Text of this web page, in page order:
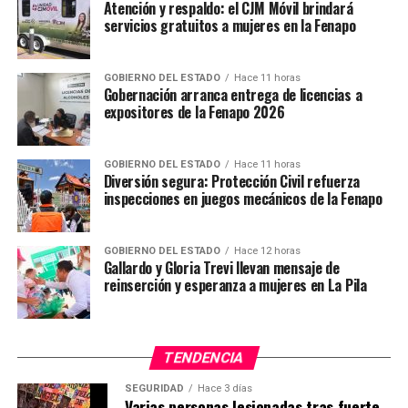
2022, en la colonia Praderas del Maurel.
También se recupero un Nissan, tipo Versa, modelo
2021, color plata, con placas de esta entidad, el cual
contaba con reporte de robo de la calle Quinta de las
Magnolias y la calle Primera de las Magnolias en la
colonia Quintas de la Hacienda.
Sobre las calles San Antonio y San Francisco, en la
colonia San Francisco, los estatales aseguraron un
Volkswagen, tipo Jetta, color gris, modelo 1990, sin
placas de identificación, el cual contaba con reporte de
robo reciente. Se encontró sin acumulador ni
autoestéreo.
sobre calle República de Ecuador, los agentes policiacos
tuvieron a la vista un automóvil que se encontraba
Atención y respaldo: el CJM Móvil brindará
servicios gratuitos a mujeres en la Fenapo
GOBIERNO DEL ESTADO Hace 11 horas
Gobernación arranca entrega de licencias a
expositores de la Fenapo 2026
GOBIERNO DEL ESTADO Hace 11 horas
Diversión segura: Protección Civil refuerza
inspecciones en juegos mecánicos de la Fenapo
GOBIERNO DEL ESTADO Hace 12 horas
Gallardo y Gloria Trevi llevan mensaje de
reinserción y esperanza a mujeres en La Pila
TENDENCIA
SEGURIDAD Hace 3 días